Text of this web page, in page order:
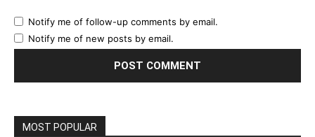
Notify me of follow-up comments by email.
Notify me of new posts by email.
MOST POPULAR